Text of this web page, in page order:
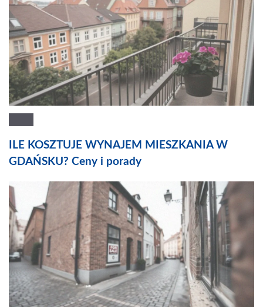
ILE KOSZTUJE WYNAJEM MIESZKANIA W
GDAŃSKU? Ceny i porady